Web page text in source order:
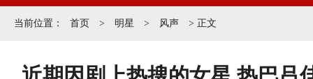
当前位置： 首页 > 明星 > 风声 > 正文